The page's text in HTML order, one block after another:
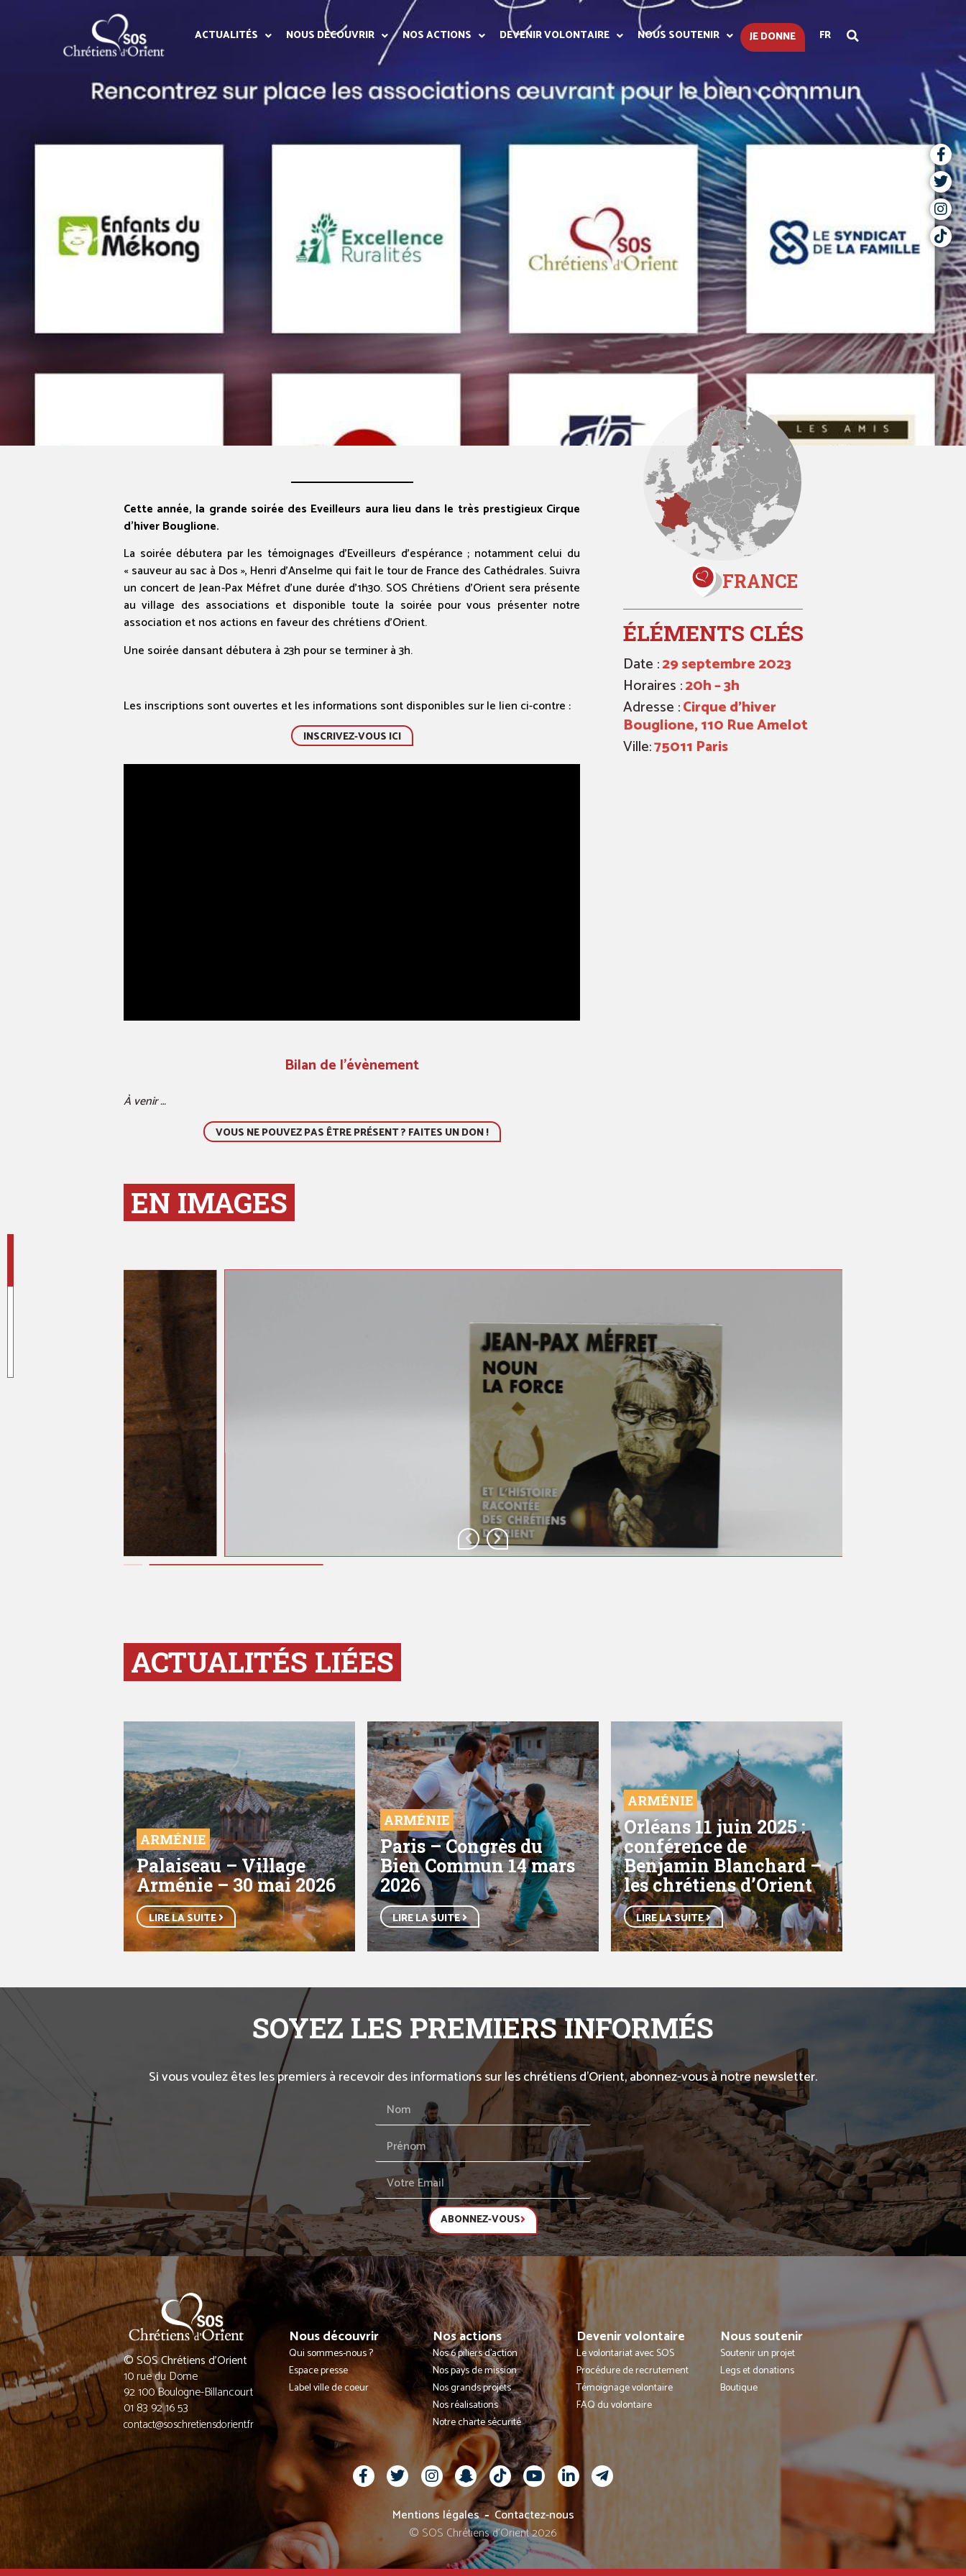
ACTUALITÉS NOUS DÉCOUVRIR NOS ACTIONS DEVENIR VOLONTAIRE NOUS SOUTENIR JE DONNE FR
Cette année, la grande soirée des Eveilleurs aura lieu dans le très prestigieux Cirque
d’hiver Bouglione.
La soirée débutera par les témoignages d’Eveilleurs d’espérance ; notamment celui du
« sauveur au sac à Dos », Henri d’Anselme qui fait le tour de France des Cathédrales. Suivra
un concert de Jean-Pax Méfret d’une durée d’1h30. SOS Chrétiens d’Orient sera présente
au village des associations et disponible toute la soirée pour vous présenter notre
association et nos actions en faveur des chrétiens d’Orient.
Une soirée dansant débutera à 23h pour se terminer à 3h.
Les inscriptions sont ouvertes et les informations sont disponibles sur le lien ci-contre :
INSCRIVEZ-VOUS ICI
Bilan de l'évènement
À venir …
VOUS NE POUVEZ PAS ÊTRE PRÉSENT ? FAITES UN DON !
FRANCE
ÉLÉMENTS CLÉS
Date :29 septembre 2023
Horaires :20h – 3h
Adresse :Cirque d’hiver
Bouglione, 110 Rue Amelot
Ville:75011 Paris
EN IMAGES
ACTUALITÉS LIÉES
ARMÉNIE
Palaiseau – Village
Arménie – 30 mai 2026
LIRE LA SUITE
ARMÉNIE
Paris – Congrès du
Bien Commun 14 mars
2026
LIRE LA SUITE
ARMÉNIE
Orléans 11 juin 2025 :
conférence de
Benjamin Blanchard –
les chrétiens d’Orient
LIRE LA SUITE
SOYEZ LES PREMIERS INFORMÉS
Si vous voulez êtes les premiers à recevoir des informations sur les chrétiens d’Orient, abonnez-vous à notre newsletter.
ABONNEZ-VOUS
© SOS Chrétiens d’Orient
10 rue du Dome
92 100 Boulogne-Billancourt
01 83 92 16 53
contact@soschretiensdorient.fr
Nous découvrir
Qui sommes-nous ?
Espace presse
Label ville de coeur
Nos actions
Nos 6 piliers d'action
Nos pays de mission
Nos grands projets
Nos réalisations
Notre charte sécurité
Devenir volontaire
Le volontariat avec SOS
Procédure de recrutement
Témoignage volontaire
FAQ du volontaire
Nous soutenir
Soutenir un projet
Legs et donations
Boutique
Mentions légales
Contactez-nous
© SOS Chrétiens d’Orient 2026